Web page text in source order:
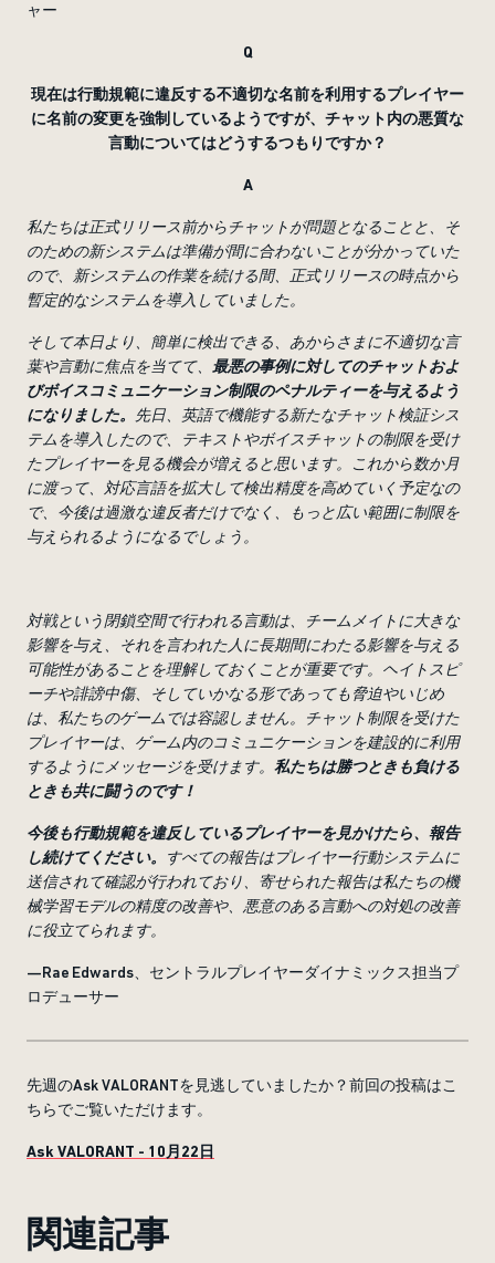
ャー
Q
現在は行動規範に違反する不適切な名前を利用するプレイヤー
に名前の変更を強制しているようですが、チャット内の悪質な
言動についてはどうするつもりですか？
A
私たちは正式リリース前からチャットが問題となることと、そ
のための新システムは準備が間に合わないことが分かっていた
ので、新システムの作業を続ける間、正式リリースの時点から
暫定的なシステムを導入していました。
そして本日より、簡単に検出できる、あからさまに不適切な言
葉や言動に焦点を当てて、 最悪の事例に対してのチャットおよ
びボイスコミュニケーション制限のペナルティーを与えるよう
になりました。
先日、英語で機能する新たなチャット検証シス
テムを導入したので、テキストやボイスチャットの制限を受け
たプレイヤーを見る機会が増えると思います。これから数か月
に渡って、対応言語を拡大して検出精度を高めていく予定なの
で、今後は過激な違反者だけでなく、もっと広い範囲に制限を
与えられるようになるでしょう。
対戦という閉鎖空間で行われる言動は、チームメイトに大きな
影響を与え、それを言われた人に長期間にわたる影響を与える
可能性があることを理解しておくことが重要です。ヘイトスピ
ーチや誹謗中傷、そしていかなる形であっても脅迫やいじめ
は、私たちのゲームでは容認しません。チャット制限を受けた
プレイヤーは、ゲーム内のコミュニケーションを建設的に利用
するようにメッセージを受けます。 私たちは勝つときも負ける
ときも共に闘うのです！
今後も行動規範を違反しているプレイヤーを見かけたら、報告
し続けてください。
すべての報告はプレイヤー行動システムに
送信されて確認が行われており、寄せられた報告は私たちの機
械学習モデルの精度の改善や、悪意のある言動への対処の改善
に役立てられます。
—Rae Edwards、セントラルプレイヤーダイナミックス担当プ
ロデューサー
先週のAsk VALORANTを見逃していましたか？前回の投稿はこ
ちらでご覧いただけます。
Ask VALORANT - 10月22日
関連記事